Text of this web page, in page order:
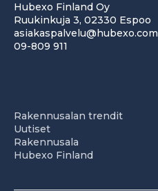
Hubexo Finland Oy
Ruukinkuja 3, 02330 Espoo
asiakaspalvelu@hubexo.com
09-809 911
Rakennusalan trendit
Uutiset
Rakennusala
Hubexo Finland